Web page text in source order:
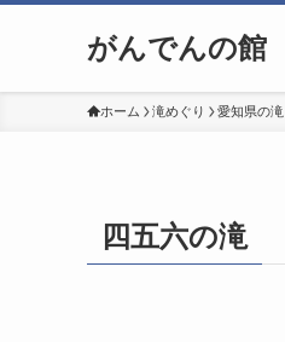
がんでんの館
ホーム 滝めぐり 愛知県の滝
四五六の滝